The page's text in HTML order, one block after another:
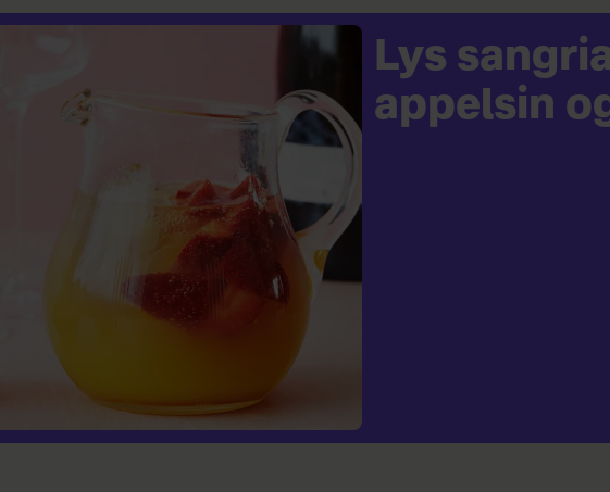
Lys
appelsin